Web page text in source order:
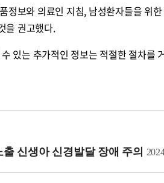
정보와 의료인 지침, 남성환자들을 위
을 권고했다.
있는 추가적인 정보는 적절한 절차를
신생아 신경발달 장애 주의